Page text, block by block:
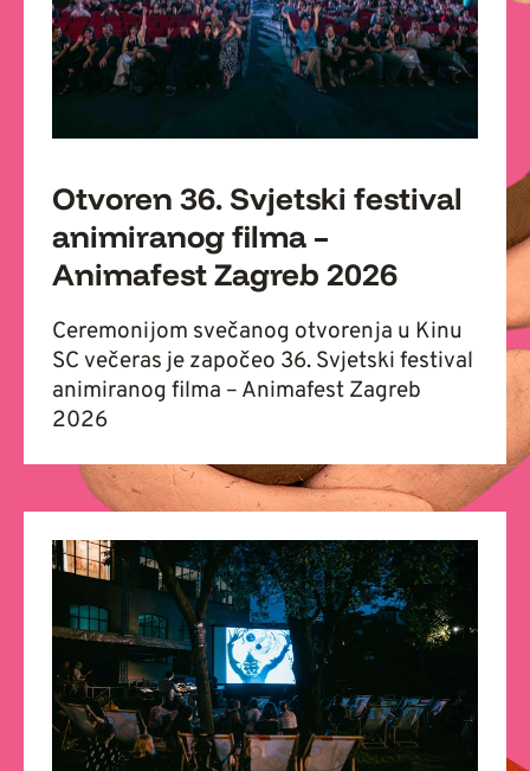
Otvoren 36. Svjetski festival
animiranog filma –
Animafest Zagreb 2026
Ceremonijom svečanog otvorenja u Kinu
SC večeras je započeo 36. Svjetski festival
animiranog filma – Animafest Zagreb
2026